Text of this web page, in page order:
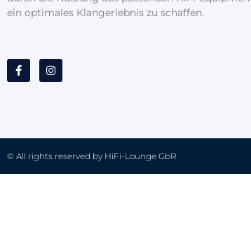
ein optimales Klangerlebnis zu schaffen.
© All rights reserved by HiFi-Lounge GbR